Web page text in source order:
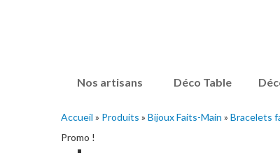
Nos artisans Déco Table
Accueil » Produits » Bijoux Faits-Main » Bracelets
Promo !